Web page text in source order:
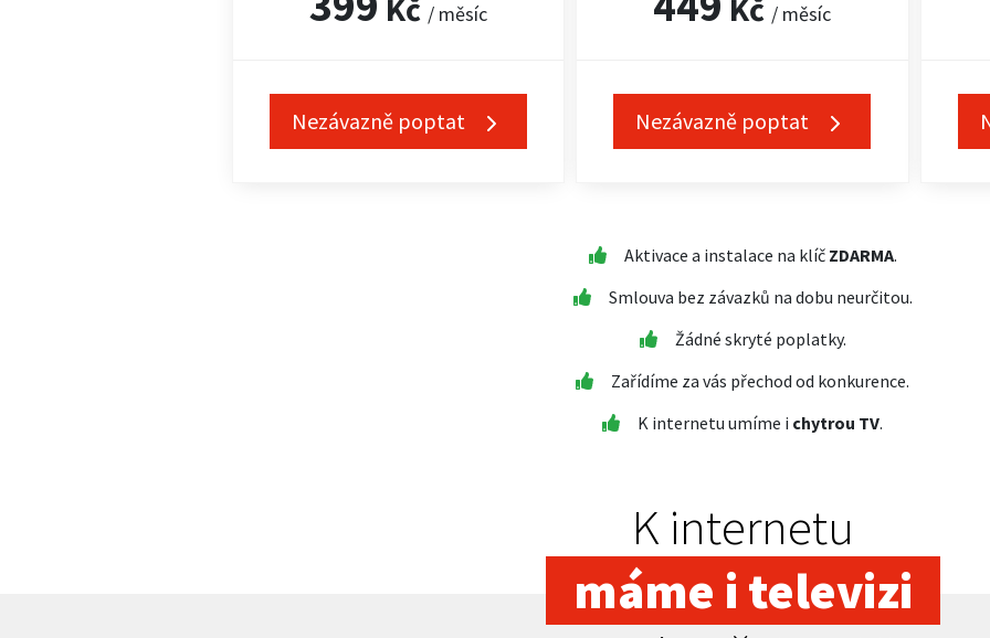
Kč / měsíc
Nezávazně poptat
Kč / měsíc
Nezávazně poptat
Aktivace a instalace na klíč ZDARMA.
Smlouva bez závazků na dobu neurčitou.
Žádné skryté poplatky.
Zařídíme za vás přechod od konkurence.
K internetu umíme i chytrou TV.
K internetu
máme i televizi